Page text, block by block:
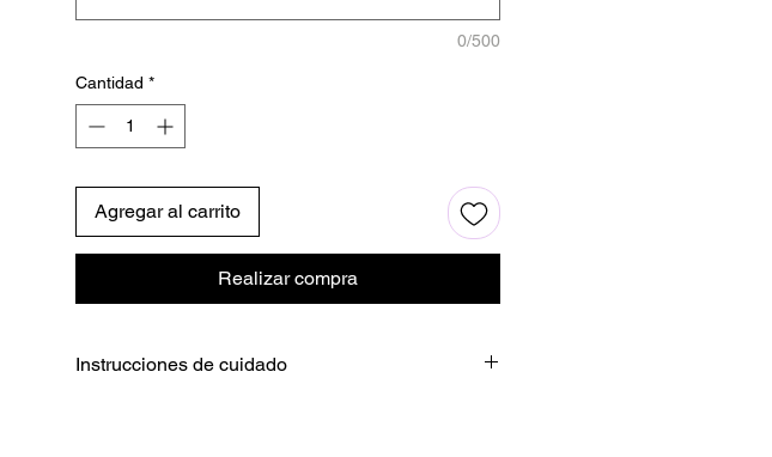
0/500
Cantidad *
Agregar al carrito
Realizar compra
Instrucciones de cuidado